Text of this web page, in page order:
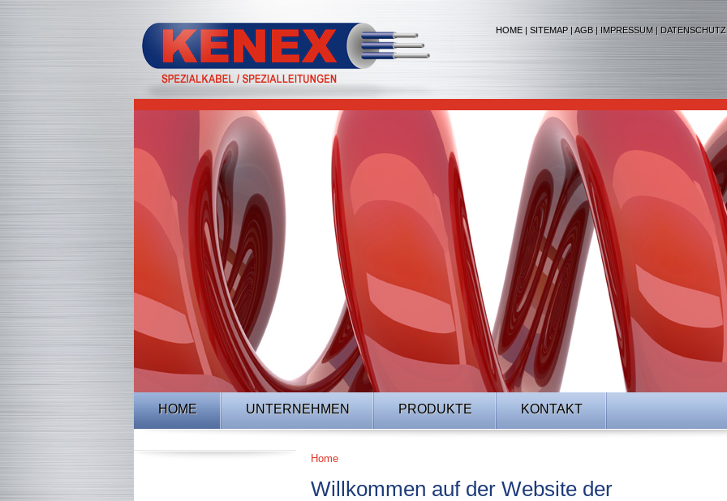
HOME| SITEMAP| AGB| IMPRESSUM| DATENSCHUTZ
HOME UNTERNEHMEN PRODUKTE KONTAKT
Home
Willkommen auf der Website der